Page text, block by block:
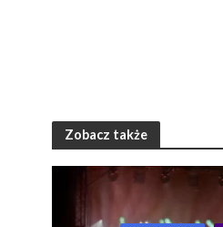
Zobacz także